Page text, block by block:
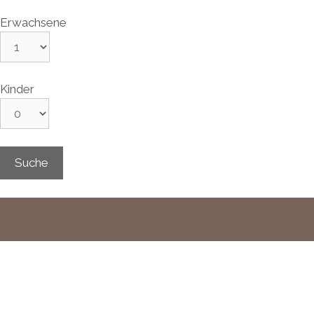
Erwachsene
Kinder